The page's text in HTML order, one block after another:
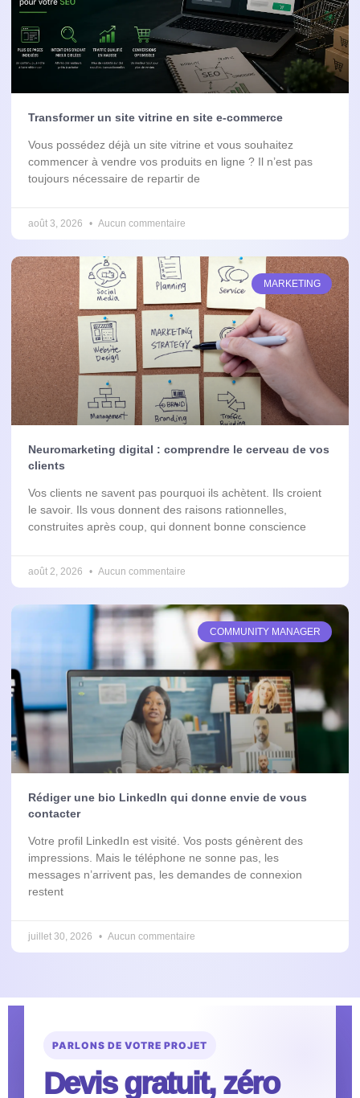
Transformer un site vitrine en site e-commerce
Vous possédez déjà un site vitrine et vous souhaitez
commencer à vendre vos produits en ligne ? Il n’est pas
toujours nécessaire de repartir de
août 3, 2026 Aucun commentaire
MARKETING
Neuromarketing digital : comprendre le cerveau de vos
clients
Vos clients ne savent pas pourquoi ils achètent. Ils croient
le savoir. Ils vous donnent des raisons rationnelles,
construites après coup, qui donnent bonne conscience
août 2, 2026 Aucun commentaire
COMMUNITY MANAGER
Rédiger une bio LinkedIn qui donne envie de vous
contacter
Votre profil LinkedIn est visité. Vos posts génèrent des
impressions. Mais le téléphone ne sonne pas, les
messages n’arrivent pas, les demandes de connexion
restent
juillet 30, 2026 Aucun commentaire
PARLONS DE VOTRE PROJET
Devis gratuit, zéro